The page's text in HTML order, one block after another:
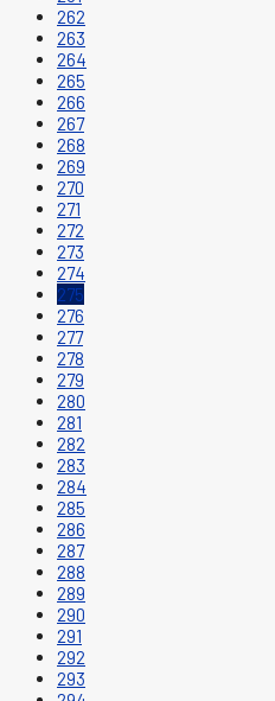
262
263
264
265
266
267
268
269
270
271
272
273
274
275
276
277
278
279
280
281
282
283
284
285
286
287
288
289
290
291
292
293